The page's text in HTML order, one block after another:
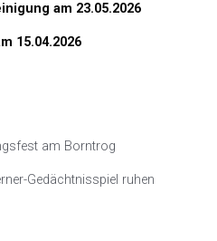
am 23.05.2026
15.04.2026
am Borntrog
Gedächtnisspiel ruhen